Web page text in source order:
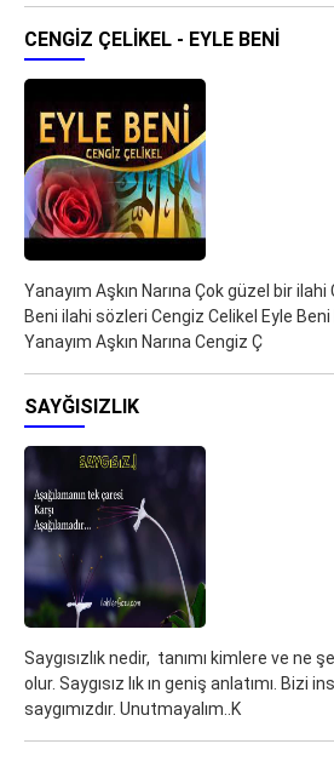
CENGIZ ÇELIKEL - EYLE BENI
Yanayım Aşkın Narına Çok güzel bir
Beni ilahi sözleri Cengiz Celikel Eyle Beni
Yanayım Aşkın Narına Cengiz Ç
SAYĞISIZLIK
Saygısızlık nedir, tanımı kimlere ve ne
olur. Saygısız lık ın geniş anlatımı. Bizi
saygımızdır. Unutmayalım..K